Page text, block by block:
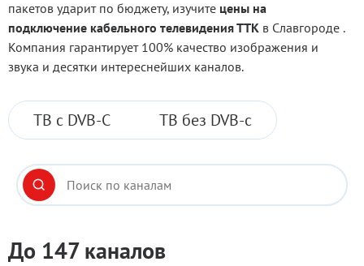
пакетов ударит по бюджету, изучите цены на
подключение кабельного телевидения ТТК в Славгороде .
Компания гарантирует 100% качество изображения и
звука и десятки интереснейших каналов.
ТВ с DVB-C ТВ без DVB-c
До 147 каналов